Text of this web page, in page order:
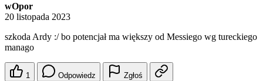
wOpor
20 listopada 2023
szkoda Ardy :/ bo potencjał ma większy od Messiego wg tureckiego
manago
1 Odpowiedz Zgłoś